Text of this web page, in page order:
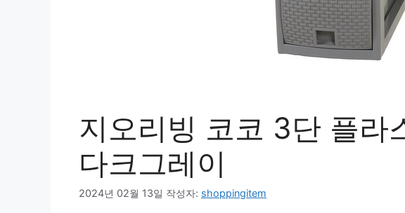
지오리빙 코코 3단 플라
다크그레이
2024년 02월 13일 작성자: shoppingitem